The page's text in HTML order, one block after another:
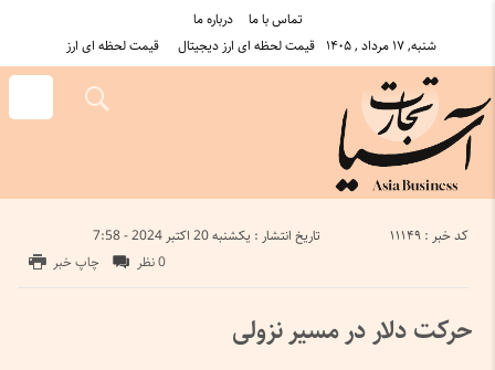
درباره ما
تماس با ما
شنبه, ۱۷ مرداد , ۱۴۰۵
قیمت لحظه ای ارز دیجیتال قیمت لحظه ای ارز
تاریخ انتشار : یکشنبه 20 اکتبر 2024 - 7:58 کد خبر : 11149
چاپ خبر 0 نظر
حرکت دلار در مسیر نزولی